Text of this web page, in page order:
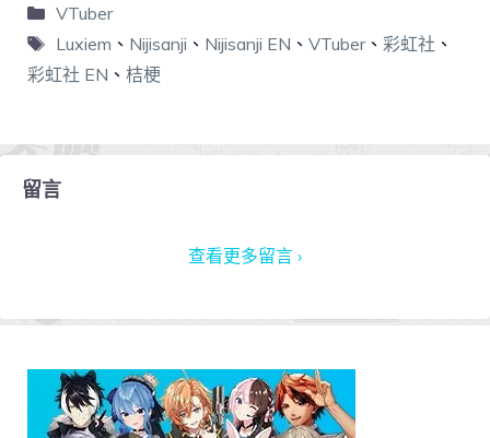
VTuber
Luxiem 、 Nijisanji 、 Nijisanji EN 、 VTuber、 彩虹社 、
彩虹社 EN 、 桔梗
留言
查看更多留言 ›